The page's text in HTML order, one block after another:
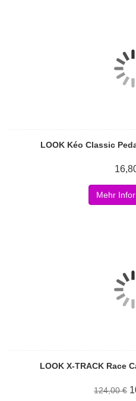
LOOK Kéo Classic
Mehr
LOOK X-TRACK Race
124,00 €